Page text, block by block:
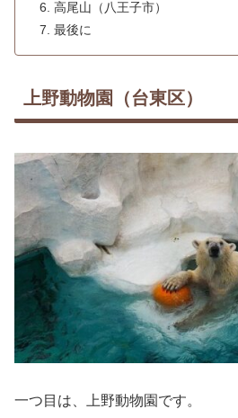
高尾山（八王子市）
最後に
上野動物園（台東区）
一つ目は、上野動物園です。